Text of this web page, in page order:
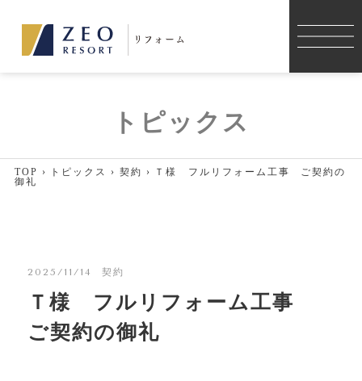
リフォーム
薪ストーブ
店舗デザイン・店舗改装
トピックス
TOP › トピックス › 契約 ›
Ｔ様 フルリフォーム工事 ご契約の
御礼
2025/11/14 契約
Ｔ様 フルリフォーム工事
ご契約の御礼